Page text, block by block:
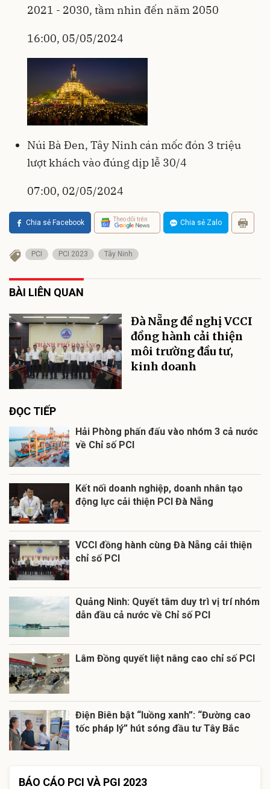
2021 - 2030, tầm nhìn đến năm 2050
16:00, 05/05/2024
Núi Bà Đen, Tây Ninh cán mốc đón 3 triệu
lượt khách vào đúng dịp lễ 30/4
07:00, 02/05/2024
Chia sẻ Facebook Theo dõi trên Chia sẻ Zalo
PCI PCI 2023 Tây Ninh
BÀI LIÊN QUAN
Đà Nẵng đề nghị VCCI
đồng hành cải thiện
môi trường đầu tư,
kinh doanh
ĐỌC TIẾP
Hải Phòng phấn đấu vào nhóm 3 cả nước
về Chỉ số PCI
Kết nối doanh nghiệp, doanh nhân tạo
động lực cải thiện PCI Đà Nẵng
VCCI đồng hành cùng Đà Nẵng cải thiện
chỉ số PCI
Quảng Ninh: Quyết tâm duy trì vị trí nhóm
dẫn đầu cả nước về Chỉ số PCI
Lâm Đồng quyết liệt nâng cao chỉ số PCI
Điện Biên bật “luồng xanh”: “Đường cao
tốc pháp lý” hút sóng đầu tư Tây Bắc
BÁO CÁO PCI VÀ PGI 2023